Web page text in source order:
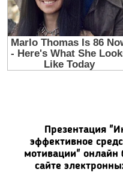
Презентация
эффективное
мотивации" онлайн
сайте